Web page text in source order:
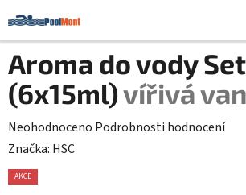
na
obsah
Aroma do vody Set
(6x15ml)vířivá
Průměrné
hodnocení
produktu
Neohodnoceno Podrobnosti hodnocení
Značka: HSC
AKCE